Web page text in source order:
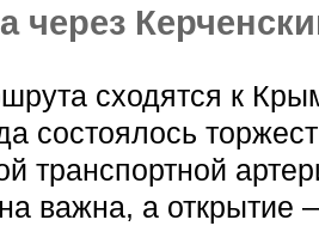
через
сходятся к
состоялось
транспортной
важна, а